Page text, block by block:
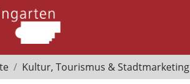
Kultur, Tourismus & Stadtmarketing